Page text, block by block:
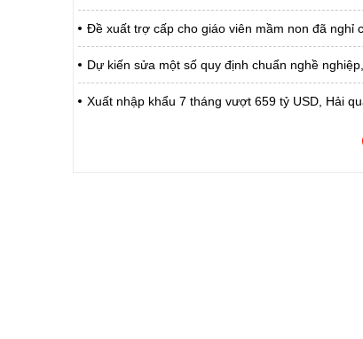
Đề xuất trợ cấp cho giáo viên mầm non đã nghỉ
Dự kiến sửa một số quy định chuẩn nghề
Xuất nhập khẩu 7 tháng vượt 659 tỷ USD, Hải